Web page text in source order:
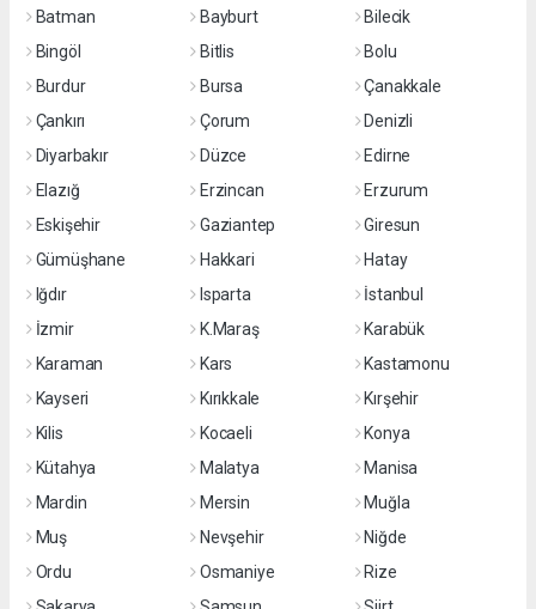
Batman
Bayburt
Bilecik
Bingöl
Bitlis
Bolu
Burdur
Bursa
Çanakkale
Çankırı
Çorum
Denizli
Diyarbakır
Düzce
Edirne
Elazığ
Erzincan
Erzurum
Eskişehir
Gaziantep
Giresun
Gümüşhane
Hakkari
Hatay
Iğdır
Isparta
İstanbul
İzmir
K.Maraş
Karabük
Karaman
Kars
Kastamonu
Kayseri
Kırıkkale
Kırşehir
Kilis
Kocaeli
Konya
Kütahya
Malatya
Manisa
Mardin
Mersin
Muğla
Muş
Nevşehir
Niğde
Ordu
Osmaniye
Rize